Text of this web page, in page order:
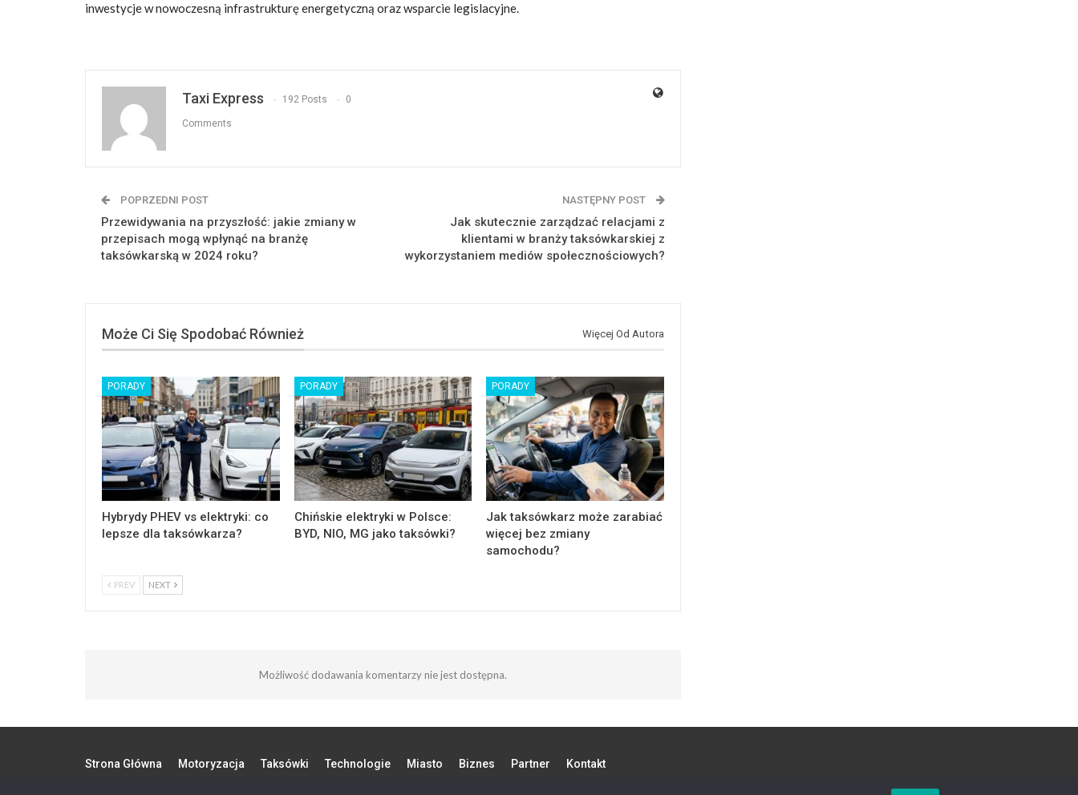
inwestycje w nowoczesną infrastrukturę energetyczną oraz wsparcie legislacyjne.
Taxi Express 192 Posts 0
Comments
POPRZEDNI POST
Przewidywania na przyszłość: jakie zmiany w
przepisach mogą wpłynąć na branżę
taksówkarską w 2024 roku?
NASTĘPNY POST
Jak skutecznie zarządzać relacjami z
klientami w branży taksówkarskiej z
wykorzystaniem mediów społecznościowych?
Może Ci Się Spodobać Również Więcej Od Autora
PORADY
Hybrydy PHEV vs elektryki: co
lepsze dla taksówkarza?
PORADY
Chińskie elektryki w Polsce:
BYD, NIO, MG jako taksówki?
PORADY
Jak taksówkarz może zarabiać
więcej bez zmiany
samochodu?
PREV NEXT
Możliwość dodawania komentarzy nie jest dostępna.
Strona Główna Motoryzacja Taksówki Technologie Miasto Biznes Partner Kontakt